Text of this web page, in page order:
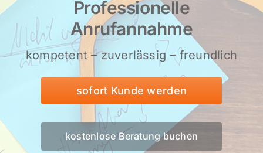
Professionelle
Anrufannahme
kompetent – zuverlässig – freundlich
sofort Kunde werden
kostenlose Beratung buchen